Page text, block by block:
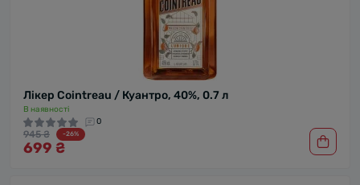
Лікер Cointreau / Куантро, 40%, 0.7 л
В наявності
0
945 ₴ -26%
699 ₴